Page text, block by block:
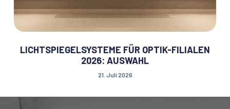
LICHTSPIEGELSYSTEME FÜR OPTIK-FILIALEN
2026: AUSWAHL
21. Juli 2026